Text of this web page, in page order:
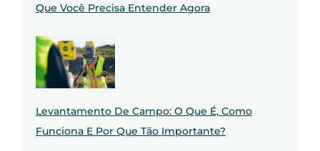
Que Você Precisa Entender Agora
Levantamento De Campo: O Que É, Como
Funciona E Por Que Tão Importante?